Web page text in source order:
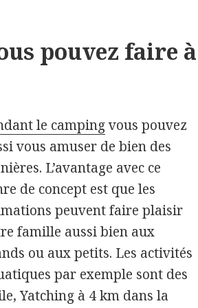
pouvez faire à
le campingvous pouvez
vous amuser de bien des
L’avantage avec ce
de concept est que les
peuvent faire plaisir
famille aussi bien aux
ou aux petits. Les activités
par exemple sont des
Yatching à 4 km dans la